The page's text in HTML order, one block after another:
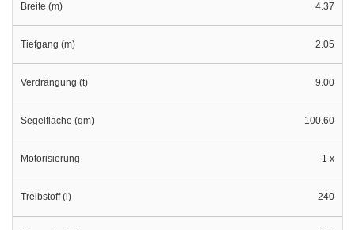
Breite (m) 4.37
Tiefgang (m) 2.05
Verdrängung (t) 9.00
Segelfläche (qm) 100.60
Motorisierung 1 x
Treibstoff (l) 240